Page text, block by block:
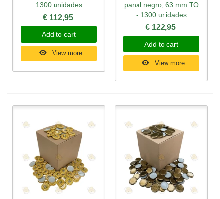
1300 unidades
€ 112,95
Add to cart
View more
panal negro, 63 mm TO
- 1300 unidades
€ 122,95
Add to cart
View more